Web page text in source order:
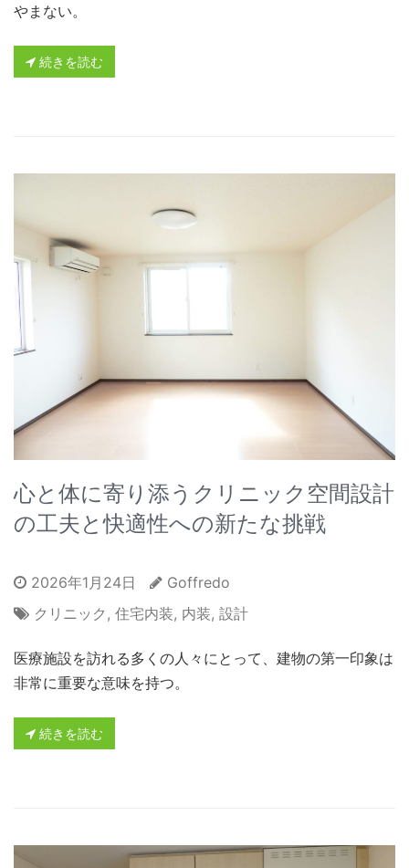
やまない。
続きを読む
心と体に寄り添うクリニック空間設計
の工夫と快適性への新たな挑戦
2026年1月24日
Goffredo
クリニック , 住宅内装, 内装, 設計
医療施設を訪れる多くの人々にとって、建物の第一印象は
非常に重要な意味を持つ。
続きを読む